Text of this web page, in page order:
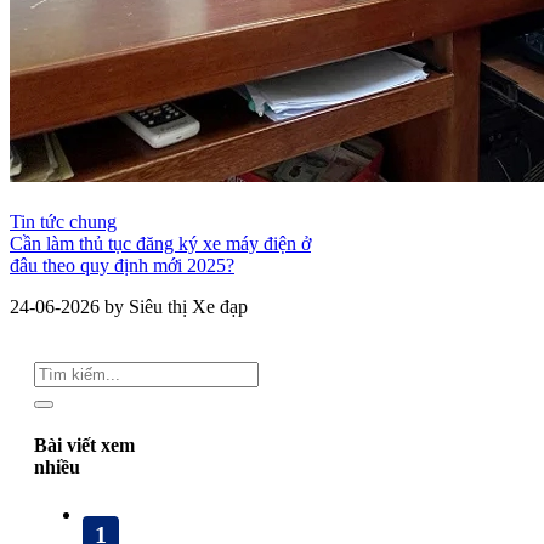
Tin tức chung
Cần làm thủ tục đăng ký xe máy điện ở
đâu theo quy định mới 2025?
24-06-2026 by Siêu thị Xe đạp
Bài viết xem
nhiều
1